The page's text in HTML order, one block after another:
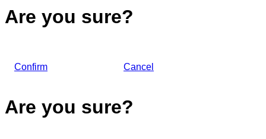
Are you sure?
Confirm Cancel
Are you sure?